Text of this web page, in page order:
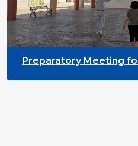
Preparatory Meeting